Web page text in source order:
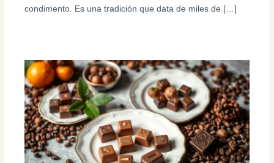
condimento. Es una tradición que data de miles de […]